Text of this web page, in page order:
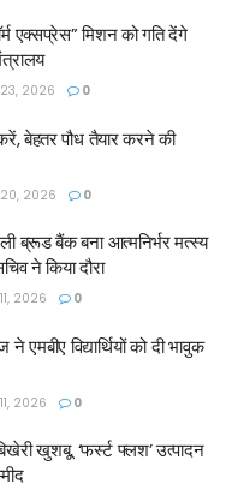
एक्सप्रेस” मिशन को गति देंगे
23, 2026 0
बेहतर पौध तैयार करने की
20, 2026 0
ब्रूड बैंक बना आत्मनिर्भर मत्स्य
ने किया दौरा
2026 0
विद्यार्थियों को दी भावुक
2026 0
खुशबू, ‘फर्स्ट फ्लश’ उत्पादन